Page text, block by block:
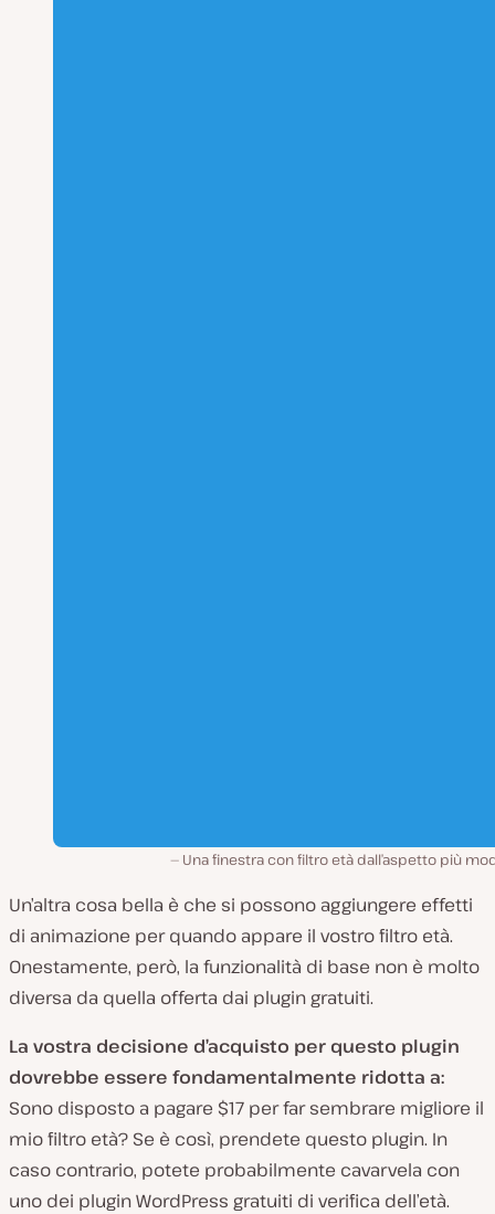
Una finestra con filtro età dall’aspetto più
Un’altra cosa bella è che si possono aggiungere effetti
di animazione per quando appare il vostro filtro età.
Onestamente, però, la funzionalità di base non è molto
diversa da quella offerta dai plugin gratuiti.
La vostra decisione d’acquisto per questo plugin
dovrebbe essere fondamentalmente ridotta a:
Sono disposto a pagare $17 per far sembrare migliore il
mio filtro età? Se è così, prendete questo plugin. In
caso contrario, potete probabilmente cavarvela con
uno dei plugin WordPress gratuiti di verifica dell’età.